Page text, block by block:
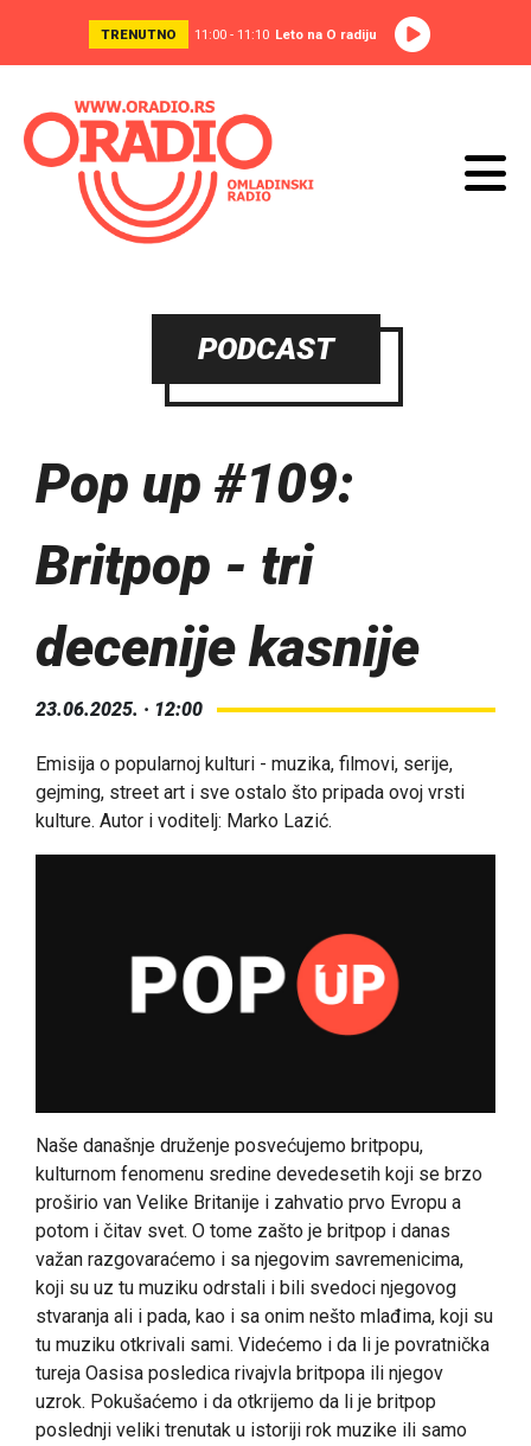
TRENUTNO 11:00 - 11:10 Leto na O radiju
PODCAST
Pop up #109:
Britpop - tri
decenije kasnije
23.06.2025. · 12:00
Emisija o popularnoj kulturi - muzika, filmovi, serije,
gejming, street art i sve ostalo što pripada ovoj vrsti
kulture. Autor i voditelj: Marko Lazić.
Naše današnje druženje posvećujemo britpopu,
kulturnom fenomenu sredine devedesetih koji se brzo
proširio van Velike Britanije i zahvatio prvo Evropu a
potom i čitav svet. O tome zašto je britpop i danas
važan razgovaraćemo i sa njegovim savremenicima,
koji su uz tu muziku odrstali i bili svedoci njegovog
stvaranja ali i pada, kao i sa onim nešto mlađima, koji su
tu muziku otkrivali sami. Videćemo i da li je povratnička
tureja Oasisa posledica rivajvla britpopa ili njegov
uzrok. Pokušaćemo i da otkrijemo da li je britpop
poslednji veliki trenutak u istoriji rok muzike ili samo